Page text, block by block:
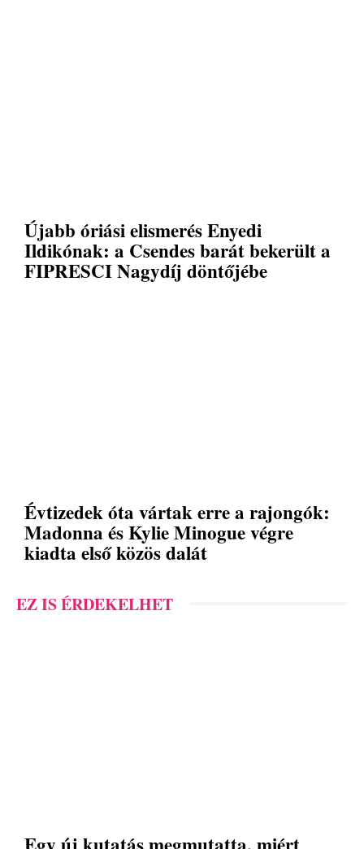
Újabb óriási elismerés Enyedi
Ildikónak: a Csendes barát bekerült a
FIPRESCI Nagydíj döntőjébe
Évtizedek óta vártak erre a rajongók:
Madonna és Kylie Minogue végre
kiadta első közös dalát
EZ IS ÉRDEKELHET